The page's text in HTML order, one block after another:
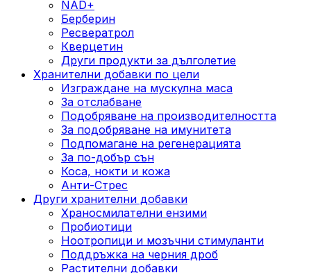
NAD+
Берберин
Ресвератрол
Кверцетин
Други продукти за дълголетие
Хранителни добавки по цели
Изграждане на мускулна маса
За отслабване
Подобряване на производителността
За подобряване на имунитета
Подпомагане на регенерацията
За по-добър сън
Коса, нокти и кожа
Анти-Стрес
Други хранителни добавки
Храносмилателни ензими
Пробиотици
Ноотропици и мозъчни стимуланти
Поддръжка на черния дроб
Растителни добавки